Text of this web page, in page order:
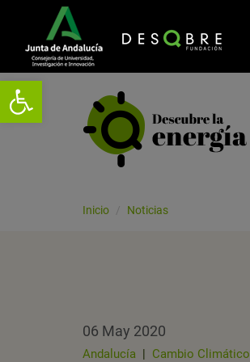
Abrir barra de herramientas
Inicio Noticias
06 May 2020
Andalucía | Cambio Climático